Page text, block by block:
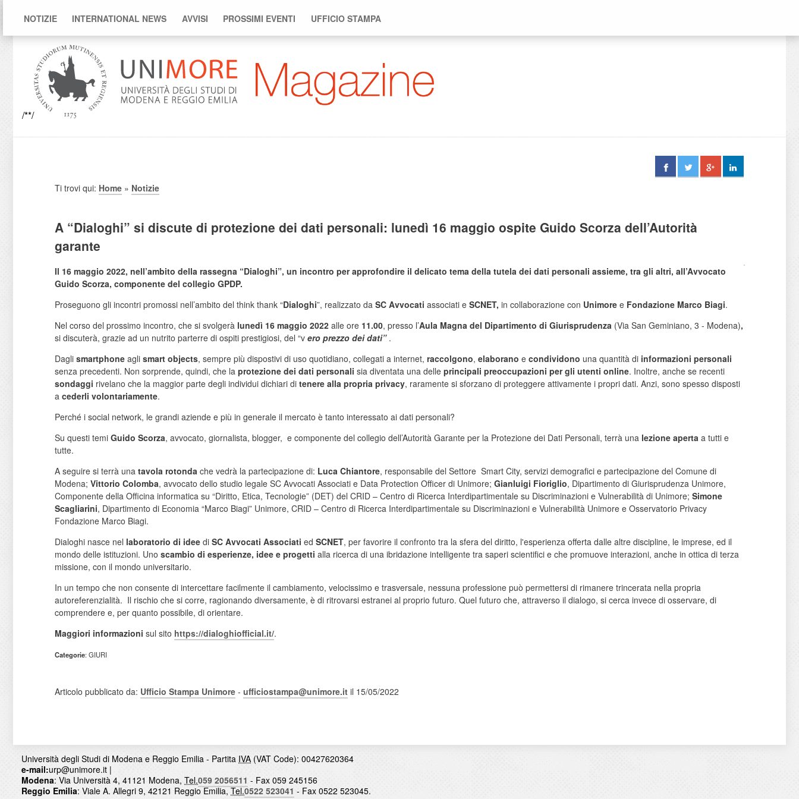
NOTIZIE INTERNATIONAL NEWS AVVISI PROSSIMI EVENTI UFFICIO STAMPA
/**/
Ti trovi qui: Home » Notizie
A “Dialoghi” si discute di protezione dei dati personali: lunedì 16 maggio ospite Guido Scorza dell’Autorità
garante
Il 16 maggio 2022, nell’ambito della rassegna “Dialoghi”, un incontro per approfondire il delicato tema della tutela dei dati personali assieme, tra gli altri, all’Avvocato
Guido Scorza, componente del collegio GPDP.
Proseguono gli incontri promossi nell’ambito del think thank “Dialoghi”, realizzato da SC Avvocati associati e SCNET, in collaborazione con Unimore e Fondazione Marco Biagi.
Nel corso del prossimo incontro, che si svolgerà lunedì 16 maggio 2022 alle ore 11.00, presso l’Aula Magna del Dipartimento di Giurisprudenza (Via San Geminiano, 3 - Modena),
si discuterà, grazie ad un nutrito parterre di ospiti prestigiosi, del “v ero prezzo dei dati” .
Dagli smartphone agli smart objects, sempre più dispostivi di uso quotidiano, collegati a internet, raccolgono, elaborano e condividono una quantità di informazioni personali
senza precedenti. Non sorprende, quindi, che la protezione dei dati personali sia diventata una delle principali preoccupazioni per gli utenti online. Inoltre, anche se recenti
sondaggi rivelano che la maggior parte degli individui dichiari di tenere alla propria privacy, raramente si sforzano di proteggere attivamente i propri dati. Anzi, sono spesso disposti
a cederli volontariamente.
Perché i social network, le grandi aziende e più in generale il mercato è tanto interessato ai dati personali?
Su questi temi Guido Scorza, avvocato, giornalista, blogger, e componente del collegio dell’Autorità Garante per la Protezione dei Dati Personali, terrà una lezione aperta a tutti e
tutte.
A seguire si terrà una tavola rotonda che vedrà la partecipazione di: Luca Chiantore, responsabile del Settore Smart City, servizi demografici e partecipazione del Comune di
Modena; Vittorio Colomba, avvocato dello studio legale SC Avvocati Associati e Data Protection Officer di Unimore; Gianluigi Fioriglio, Dipartimento di Giurisprudenza Unimore,
Componente della Officina informatica su “Diritto, Etica, Tecnologie” (DET) del CRID – Centro di Ricerca Interdipartimentale su Discriminazioni e Vulnerabilità di Unimore; Simone
Scagliarini, Dipartimento di Economia “Marco Biagi” Unimore, CRID – Centro di Ricerca Interdipartimentale su Discriminazioni e Vulnerabilità Unimore e Osservatorio Privacy
Fondazione Marco Biagi.
Dialoghi nasce nel laboratorio di idee di SC Avvocati Associati ed SCNET, per favorire il confronto tra la sfera del diritto, l'esperienza offerta dalle altre discipline, le imprese, ed il
mondo delle istituzioni. Uno scambio di esperienze, idee e progetti alla ricerca di una ibridazione intelligente tra saperi scientifici e che promuove interazioni, anche in ottica di terza
missione, con il mondo universitario.
In un tempo che non consente di intercettare facilmente il cambiamento, velocissimo e trasversale, nessuna professione può permettersi di rimanere trincerata nella propria
autoreferenzialità. Il rischio che si corre, ragionando diversamente, è di ritrovarsi estranei al proprio futuro. Quel futuro che, attraverso il dialogo, si cerca invece di osservare, di
comprendere e, per quanto possibile, di orientare.
Maggiori informazioni sul sito https://dialoghiofficial.it/.
Categorie: GIURI
Articolo pubblicato da: Ufficio Stampa Unimore - ufficiostampa@unimore.it il 15/05/2022
Università degli Studi di Modena e Reggio Emilia - Partita IVA (VAT Code): 00427620364
e-mail:urp@unimore.it |
Modena: Via Università 4, 41121 Modena, Tel.059 2056511 - Fax 059 245156
Reggio Emilia: Viale A. Allegri 9, 42121 Reggio Emilia,Tel.0522 523041 - Fax 0522 523045.